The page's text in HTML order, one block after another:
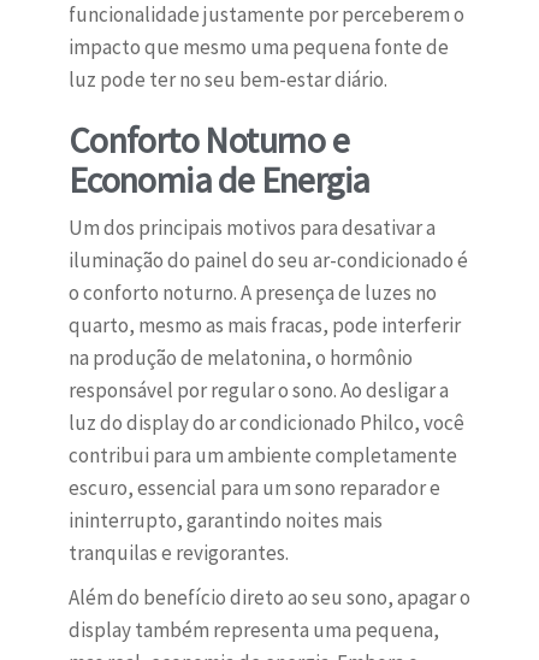
funcionalidade justamente por perceberem o
impacto que mesmo uma pequena fonte de
luz pode ter no seu bem-estar diário.
Conforto Noturno e
Economia de Energia
Um dos principais motivos para desativar a
iluminação do painel do seu ar-condicionado é
o conforto noturno. A presença de luzes no
quarto, mesmo as mais fracas, pode interferir
na produção de melatonina, o hormônio
responsável por regular o sono. Ao desligar a
luz do display do ar condicionado Philco, você
contribui para um ambiente completamente
escuro, essencial para um sono reparador e
ininterrupto, garantindo noites mais
tranquilas e revigorantes.
Além do benefício direto ao seu sono, apagar o
display também representa uma pequena,